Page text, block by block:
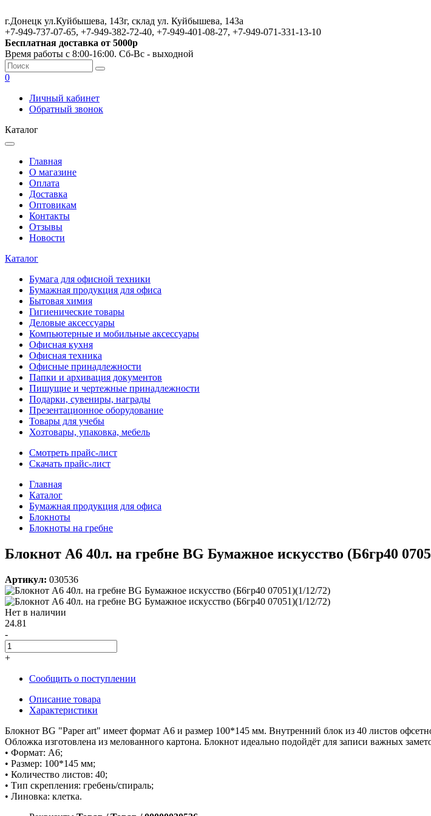
г.Донецк ул.Куйбышева, 143г, склад ул. Куйбышева, 143а
+7-949-737-07-65, +7-949-382-72-40, +7-949-401-08-27, +7-949-071-331-13-10
Бесплатная доставка от 5000р
Время работы с 8:00-16:00. Сб-Вс - выходной
0
Личный кабинет
Обратный звонок
Каталог
Главная
О магазине
Оплата
Доставка
Оптовикам
Контакты
Отзывы
Новости
Каталог
Бумага для офисной техники
Бумажная продукция для офиса
Бытовая химия
Гигиенические товары
Деловые аксессуары
Компьютерные и мобильные аксессуары
Офисная кухня
Офисная техника
Офисные принадлежности
Папки и архивация документов
Пишущие и чертежные принадлежности
Подарки, сувениры, награды
Презентационное оборудование
Товары для учебы
Хозтовары, упаковка, мебель
Смотреть прайс-лист
Скачать прайс-лист
Главная
Каталог
Бумажная продукция для офиса
Блокноты
Блокноты на гребне
Блокнот А6 40л. на гребне BG Бумажное искусство (Б6гр40
Артикул: 030536
Нет в наличии
24.81
-
+
Сообщить о поступлении
Описание товара
Характеристики
Блокнот BG "Paper art" имеет формат A6 и размер 100*145 мм. Внутренний блок из 40 листов
Обложка изготовлена из мелованного картона. Блокнот идеально подойдёт для записи важных
• Формат: А6;
• Размер: 100*145 мм;
• Количество листов: 40;
• Тип скрепления: гребень/спираль;
• Линовка: клетка.